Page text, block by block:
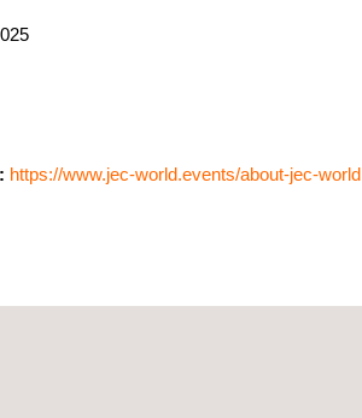
https://www.jec-world.events/about-jec-world